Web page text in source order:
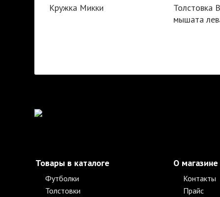
Кружка Микки
Толстовка
мышата
Товары в каталоге
Футболки
Толстовки
О магазине
Контакты
Прайс